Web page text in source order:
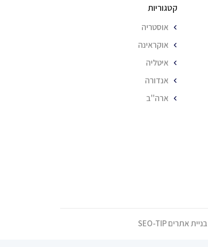
קטגוריות
אוסטריה
אוקראינה
איטליה
אנדורה
ארה''ב
בניית אתרים SEO-TIP